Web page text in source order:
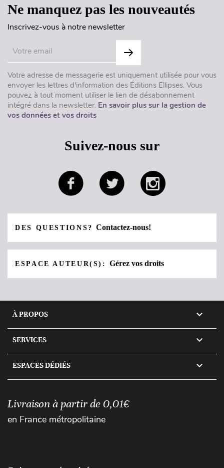
Ne manquez pas les nouveautés
Inscrivez-vous à notre newsletter
Votre adresse de messagerie est uniquement utilisée pour vous
envoyer les lettres d'information des Éditions Ellipses. Vous
pouvez à tout moment utiliser le lien de désabonnement
intégré dans la newsletter. En savoir plus sur la gestion de
vos données et vos droits
Suivez-nous sur
DES QUESTIONS?Contactez-nous!
ESPACE AUTEUR(S):Gérez vos droits
À PROPOS 
SERVICES 
ESPACES DÉDIÉS 
Livraison à partir de 0,01€
en France métropolitaine